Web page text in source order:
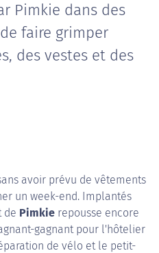
Pimkie dans des
faire grimper
des vestes et des
avoir prévu de vêtements
un week-end. Implantés
de Pimkie repousse encore
gagnant pour l'hôtelier
de vélo et le petit-